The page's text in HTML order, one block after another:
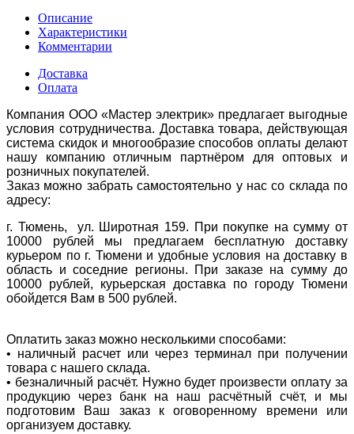
Описание
Характеристики
Комментарии
Доставка
Оплата
Компания ООО «Мастер электрик» предлагает выгодные
условия сотрудничества. Доставка товара, действующая
система скидок и многообразие способов оплаты делают
нашу компанию отличным партнёром для оптовых и
розничных покупателей.
Заказ можно забрать самостоятельно у нас со склада по
адресу:
г. Тюмень, ул. Широтная 159. При покупке на сумму от
10000 рублей мы предлагаем бесплатную доставку
курьером по г. Тюмени и удобные условия на доставку в
область и соседние регионы. При заказе на сумму до
10000 рублей, курьерская доставка по городу Тюмени
обойдется Вам в 500 рублей.
Оплатить заказ можно несколькими способами:
• наличный расчет или через терминал при получении
товара с нашего склада.
• безналичный расчёт. Нужно будет произвести оплату за
продукцию через банк на наш расчётный счёт, и мы
подготовим Ваш заказ к оговоренному времени или
организуем доставку.